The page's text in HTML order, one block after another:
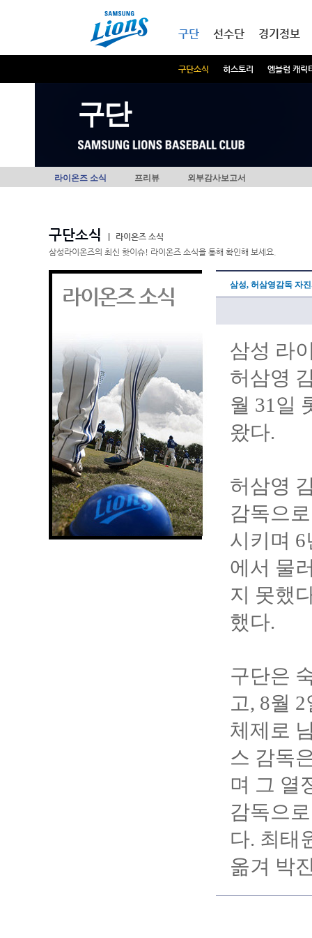
구단
구단소식 히스토리 엠블럼 캐릭
선수단 경기정보
구단
라이온즈 소식 프리뷰 외부감사보고서
구단소식
라이온즈 소식
삼성라이온즈의 최신 핫이슈! 라이온즈 소식을 통해 확인해 보세요.
라이온즈 소식 삼성, 허삼영감독 자
삼성 라
허삼영
월 31일
왔다.
허삼영
감독으
시키며
에서 물
지 못했
했다.
구단은
고, 8월
체제로
스 감독
며 그 열
감독으
다. 최태
옮겨 박